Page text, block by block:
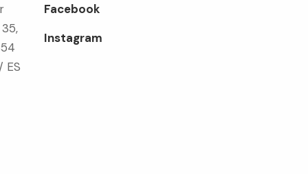
ES
Facebook
Instagram